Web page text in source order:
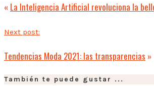
« La Inteligencia Artificial revoluciona la
Next post:
Tendencias Moda 2021: las transparencias »
También te puede gustar ...